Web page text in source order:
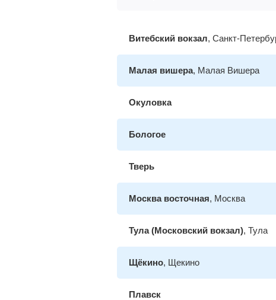
Витебский вокзал, Санкт-
Малая вишера, Малая Вишера
Окуловка
Бологое
Тверь
Москва восточная, Москва
Тула (Московский вокзал), Тула
Щёкино, Щекино
Плавск